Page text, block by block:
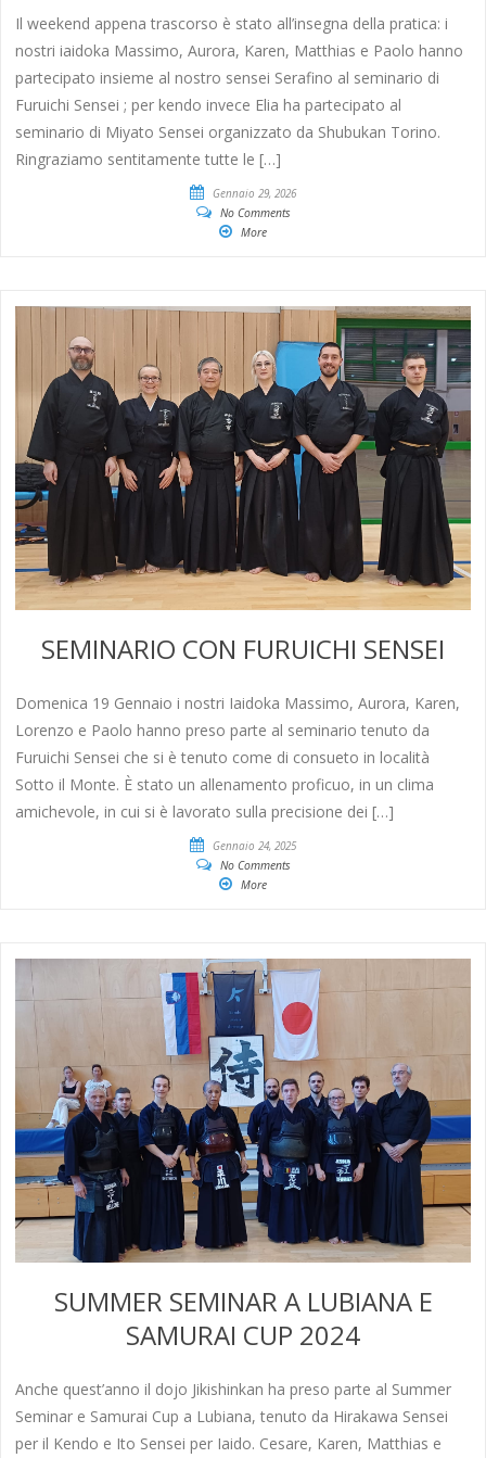
Il weekend appena trascorso è stato all’insegna della pratica: i
nostri iaidoka Massimo, Aurora, Karen, Matthias e Paolo hanno
partecipato insieme al nostro sensei Serafino al seminario di
Furuichi Sensei ; per kendo invece Elia ha partecipato al
seminario di Miyato Sensei organizzato da Shubukan Torino.
Ringraziamo sentitamente tutte le […]
Gennaio 29, 2026
No Comments
More
SEMINARIO CON FURUICHI SENSEI
Domenica 19 Gennaio i nostri Iaidoka Massimo, Aurora, Karen,
Lorenzo e Paolo hanno preso parte al seminario tenuto da
Furuichi Sensei che si è tenuto come di consueto in località
Sotto il Monte. È stato un allenamento proficuo, in un clima
amichevole, in cui si è lavorato sulla precisione dei […]
Gennaio 24, 2025
No Comments
More
SUMMER SEMINAR A LUBIANA E
SAMURAI CUP 2024
Anche quest’anno il dojo Jikishinkan ha preso parte al Summer
Seminar e Samurai Cup a Lubiana, tenuto da Hirakawa Sensei
per il Kendo e Ito Sensei per Iaido. Cesare, Karen, Matthias e